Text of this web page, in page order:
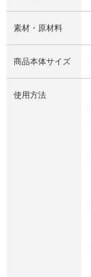
素材・原材料
商品本体サイズ
使用方法